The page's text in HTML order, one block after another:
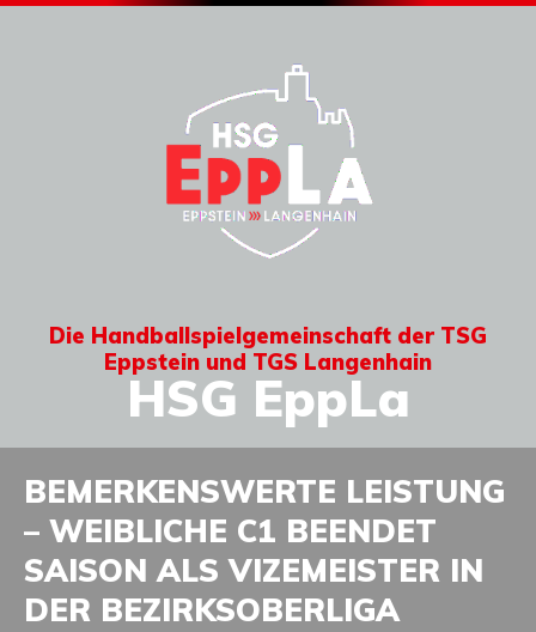
Die Handballspielgemeinschaft der TSG
Eppstein und TGS Langenhain
HSG EppLa
BEMERKENSWERTE LEISTUNG
– WEIBLICHE C1 BEENDET
SAISON ALS VIZEMEISTER IN
DER BEZIRKSOBERLIGA